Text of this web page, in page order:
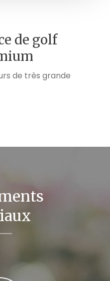
de golf
de très grande